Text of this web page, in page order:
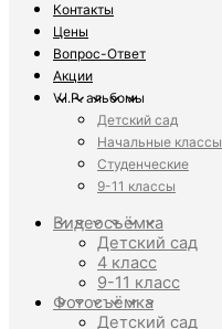
Контакты
Цены
Вопрос-Ответ
Акции
V.I.P. альбомы
Детский сад
Начальные классы
Студенческие
9-11 классы
Видеосъёмка
Детский сад
4 класс
9-11 класс
Фотосъёмка
Детский сад